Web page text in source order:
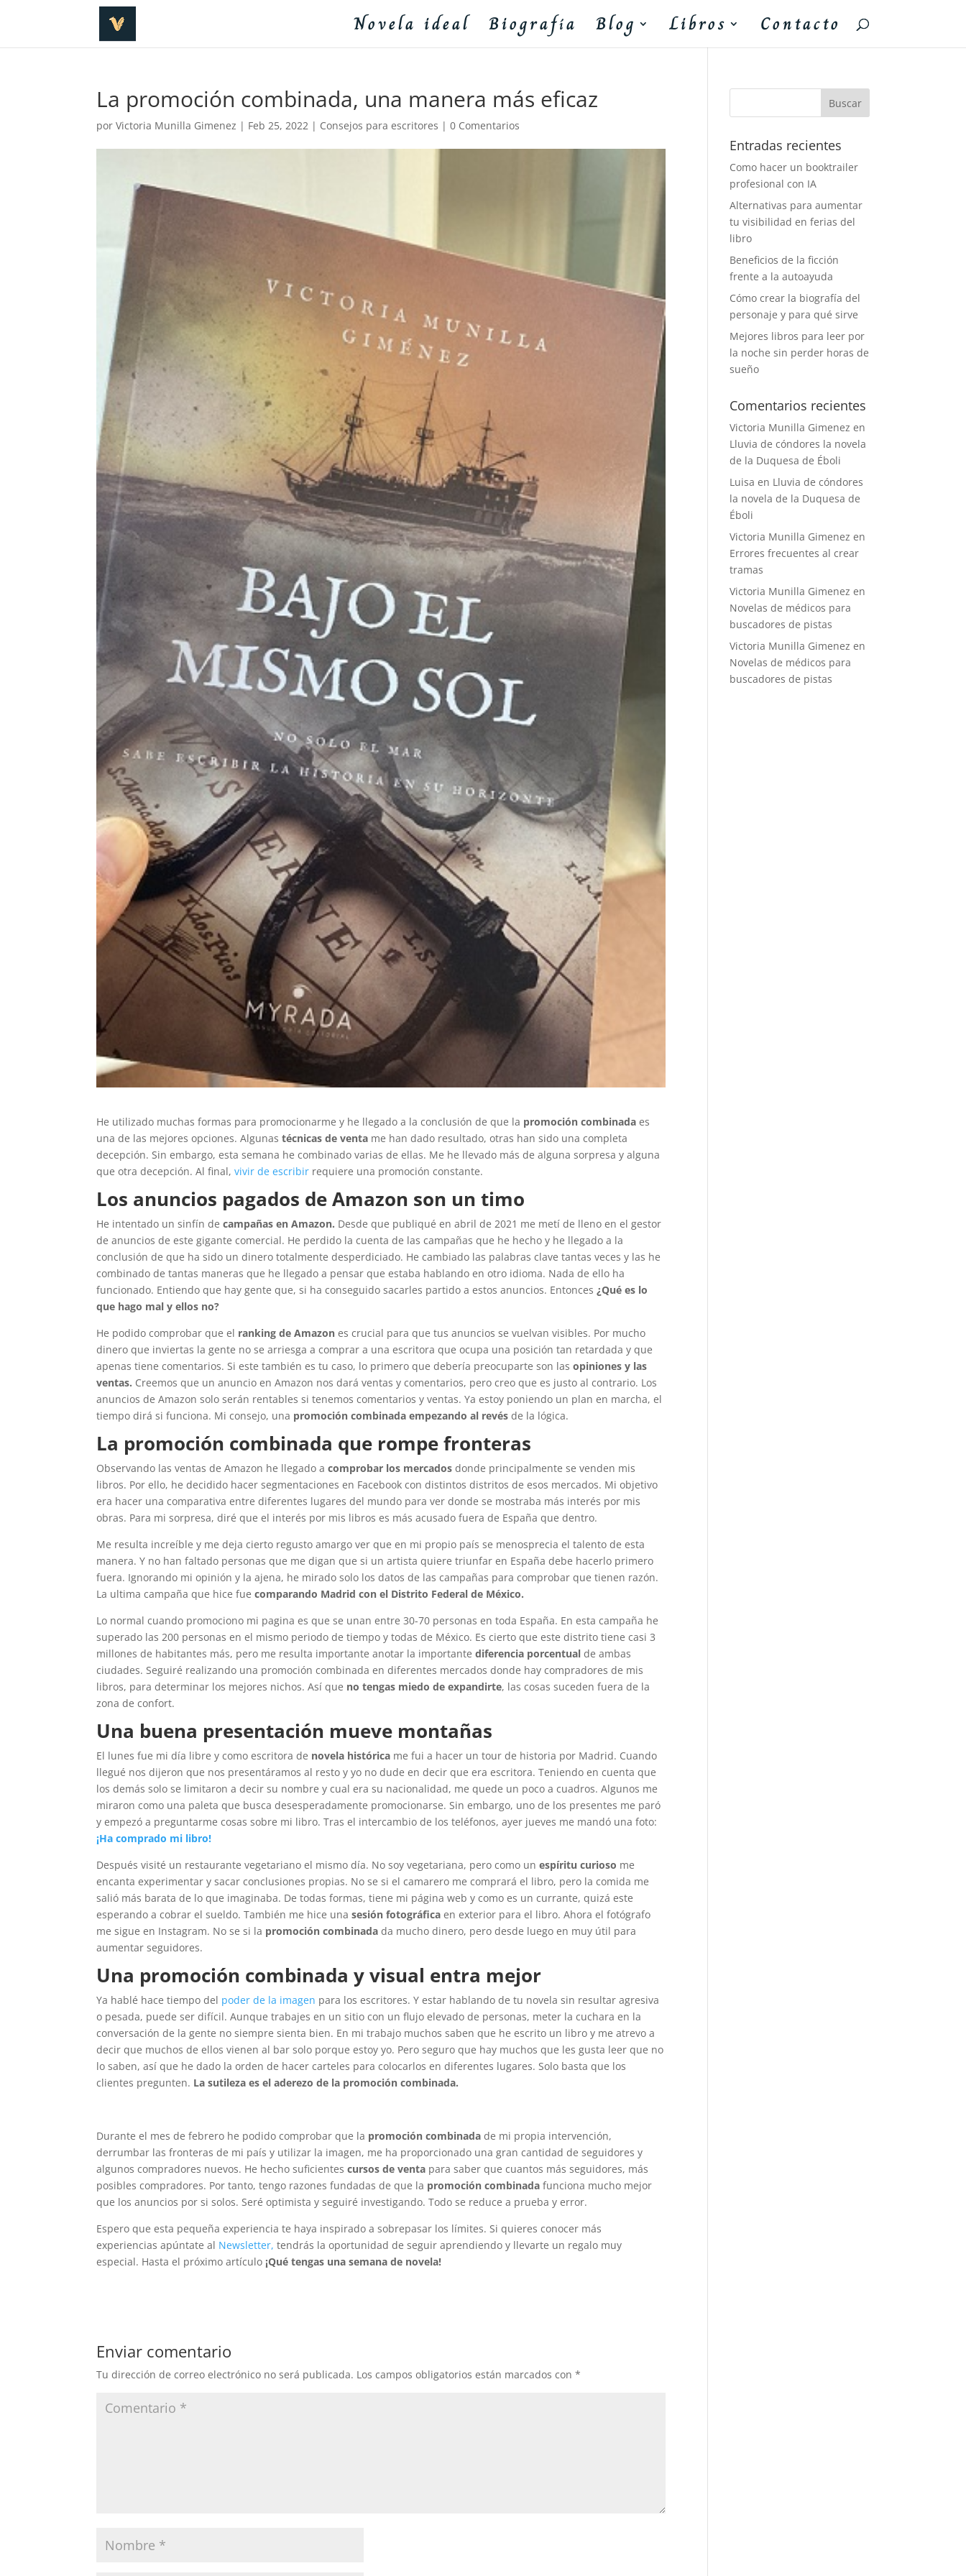
Novela ideal Biografía Blog Libros Contacto
La promoción combinada, una manera más eficaz
porVictoria Munilla Gimenez | Feb 25, 2022 | Consejos para escritores |0 Comentarios
He utilizado muchas formas para promocionarme y he llegado a la conclusión de que la promoción combinadaes
una de las mejores opciones. Algunastécnicas de venta me han dado resultado, otras han sido una completa
decepción. Sin embargo, esta semana he combinado varias de ellas. Me he llevado más de alguna sorpresa y alguna
que otra decepción. Al final,vivir de escribir requiere una promoción constante.
Los anuncios pagados de Amazon son un timo
He intentado un sinfín decampañas en Amazon. Desde que publiqué en abril de 2021 me metí de lleno en el gestor
de anuncios de este gigante comercial. He perdido la cuenta de las campañas que he hecho y he llegado a la
conclusión de que ha sido un dinero totalmente desperdiciado. He cambiado las palabras clave tantas veces y las he
combinado de tantas maneras que he llegado a pensar que estaba hablando en otro idioma. Nada de ello ha
funcionado. Entiendo que hay gente que, si ha conseguido sacarles partido a estos anuncios. Entonces¿Qué es lo
que hago mal y ellos no?
He podido comprobar que el ranking de Amazon es crucial para que tus anuncios se vuelvan visibles. Por mucho
dinero que inviertas la gente no se arriesga a comprar a una escritora que ocupa una posición tan retardada y que
apenas tiene comentarios. Si este también es tu caso, lo primero que debería preocuparte son lasopiniones y las
ventas. Creemos que un anuncio en Amazon nos dará ventas y comentarios, pero creo que es justo al contrario. Los
anuncios de Amazon solo serán rentables si tenemos comentarios y ventas. Ya estoy poniendo un plan en marcha, el
tiempo dirá si funciona. Mi consejo, una promoción combinada empezando al revés de la lógica.
La promoción combinada que rompe fronteras
Observando las ventas de Amazon he llegado acomprobar los mercados donde principalmente se venden mis
libros. Por ello, he decidido hacer segmentaciones en Facebook con distintos distritos de esos mercados. Mi objetivo
era hacer una comparativa entre diferentes lugares del mundo para ver donde se mostraba más interés por mis
obras. Para mi sorpresa, diré que el interés por mis libros es más acusado fuera de España que dentro.
Me resulta increíble y me deja cierto regusto amargo ver que en mi propio país se menosprecia el talento de esta
manera. Y no han faltado personas que me digan que si un artista quiere triunfar en España debe hacerlo primero
fuera. Ignorando mi opinión y la ajena, he mirado solo los datos de las campañas para comprobar que tienen razón.
La ultima campaña que hice fuecomparando Madrid con el Distrito Federal de México.
Lo normal cuando promociono mi pagina es que se unan entre 30-70 personas en toda España. En esta campaña he
superado las 200 personas en el mismo periodo de tiempo y todas de México. Es cierto que este distrito tiene casi 3
millones de habitantes más, pero me resulta importante anotar la importantediferencia porcentual de ambas
ciudades. Seguiré realizando una promoción combinada en diferentes mercados donde hay compradores de mis
libros, para determinar los mejores nichos. Así que no tengas miedo de expandirte, las cosas suceden fuera de la
zona de confort.
Una buena presentación mueve montañas
El lunes fue mi día libre y como escritora de novela histórica me fui a hacer un tour de historia por Madrid. Cuando
llegué nos dijeron que nos presentáramos al resto y yo no dude en decir que era escritora. Teniendo en cuenta que
los demás solo se limitaron a decir su nombre y cual era su nacionalidad, me quede un poco a cuadros. Algunos me
miraron como una paleta que busca desesperadamente promocionarse. Sin embargo, uno de los presentes me paró
y empezó a preguntarme cosas sobre mi libro. Tras el intercambio de los teléfonos, ayer jueves me mandó una foto:
¡Ha comprado mi libro!
Después visité un restaurante vegetariano el mismo día. No soy vegetariana, pero como unespíritu curioso me
encanta experimentar y sacar conclusiones propias. No se si el camarero me comprará el libro, pero la comida me
salió más barata de lo que imaginaba. De todas formas, tiene mi página web y como es un currante, quizá este
esperando a cobrar el sueldo. También me hice unasesión fotográfica en exterior para el libro. Ahora el fotógrafo
me sigue en Instagram. No se si la promoción combinada da mucho dinero, pero desde luego en muy útil para
aumentar seguidores.
Una promoción combinada y visual entra mejor
Ya hablé hace tiempo del poder de la imagen para los escritores. Y estar hablando de tu novela sin resultar agresiva
o pesada, puede ser difícil. Aunque trabajes en un sitio con un flujo elevado de personas, meter la cuchara en la
conversación de la gente no siempre sienta bien. En mi trabajo muchos saben que he escrito un libro y me atrevo a
decir que muchos de ellos vienen al bar solo porque estoy yo. Pero seguro que hay muchos que les gusta leer que no
lo saben, así que he dado la orden de hacer carteles para colocarlos en diferentes lugares. Solo basta que los
clientes pregunten. La sutileza es el aderezo de la promoción combinada.
Durante el mes de febrero he podido comprobar que la promoción combinada de mi propia intervención,
derrumbar las fronteras de mi país y utilizar la imagen, me ha proporcionado una gran cantidad de seguidores y
algunos compradores nuevos. He hecho suficientescursos de venta para saber que cuantos más seguidores, más
posibles compradores. Por tanto, tengo razones fundadas de que la promoción combinada funciona mucho mejor
que los anuncios por si solos. Seré optimista y seguiré investigando. Todo se reduce a prueba y error.
Espero que esta pequeña experiencia te haya inspirado a sobrepasar los límites. Si quieres conocer más
experiencias apúntate al Newsletter, tendrás la oportunidad de seguir aprendiendo y llevarte un regalo muy
especial. Hasta el próximo artículo ¡Qué tengas una semana de novela!
Enviar comentario
Tu dirección de correo electrónico no será publicada. Los campos obligatorios están marcados con*
Entradas recientes
Como hacer un booktrailer
profesional con IA
Alternativas para aumentar
tu visibilidad en ferias del
libro
Beneficios de la ficción
frente a la autoayuda
Cómo crear la biografía del
personaje y para qué sirve
Mejores libros para leer por
la noche sin perder horas de
sueño
Comentarios recientes
Victoria Munilla Gimenez en
Lluvia de cóndores la novela
de la Duquesa de Éboli
Luisa en Lluvia de cóndores
la novela de la Duquesa de
Éboli
Victoria Munilla Gimenez en
Errores frecuentes al crear
tramas
Victoria Munilla Gimenez en
Novelas de médicos para
buscadores de pistas
Victoria Munilla Gimenez en
Novelas de médicos para
buscadores de pistas